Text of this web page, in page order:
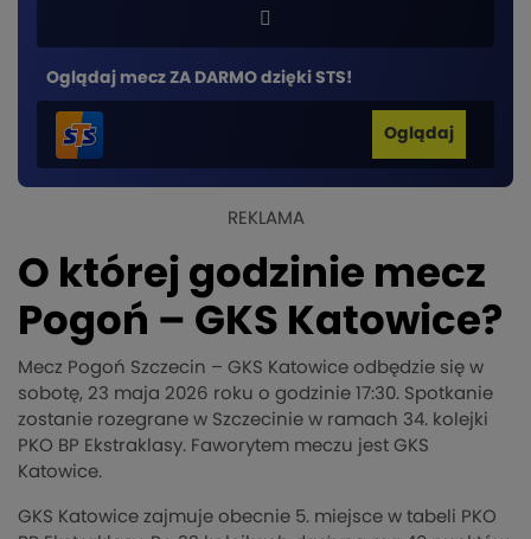
Oglądaj mecz ZA DARMO dzięki STS!
Oglądaj
REKLAMA
O której godzinie mecz
Pogoń – GKS Katowice?
Mecz Pogoń Szczecin – GKS Katowice odbędzie się w
sobotę, 23 maja 2026 roku o godzinie 17:30. Spotkanie
zostanie rozegrane w Szczecinie w ramach 34. kolejki
PKO BP Ekstraklasy. Faworytem meczu jest GKS
Katowice.
GKS Katowice zajmuje obecnie 5. miejsce w tabeli PKO